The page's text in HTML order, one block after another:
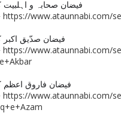
�� فیضان صحابہ و
https://www.ataunnabi.com/
�� فیضان صدّیق
https://www.ataunnabi.com/
�� فیضان فاروق
https://www.ataunnabi.com/